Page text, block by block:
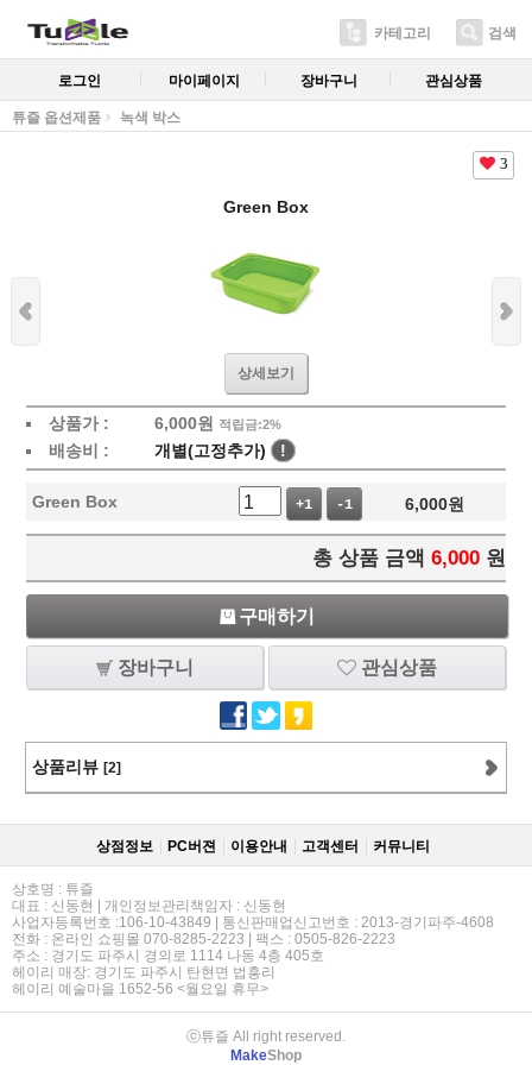
카테고리 검색
로그인 마이페이지 장바구니 관심상품
튜즐 옵션제품 녹색 박스
3
Green Box
상세보기
상품가 : 6,000원 적립금:2%
배송비 : 개별(고정추가) !
Green Box +1 -1 6,000원
총 상품 금액 6,000 원
구매하기
장바구니 관심상품
상품리뷰 [2]
상점정보 PC버젼 이용안내 고객센터 커뮤니티
상호명 : 튜즐
대표 : 신동현 | 개인정보관리책임자 : 신동현
사업자등록번호 :106-10-43849 | 통신판매업신고번호 : 2013-경기파주-4608
전화 : 온라인 쇼핑몰 070-8285-2223 | 팩스 : 0505-826-2223
주소 : 경기도 파주시 경의로 1114 나동 4층 405호
헤이리 매장: 경기도 파주시 탄현면 법흥리
헤이리 예술마을 1652-56 <월요일 휴무>
ⓒ튜즐 All right reserved.
MakeShop